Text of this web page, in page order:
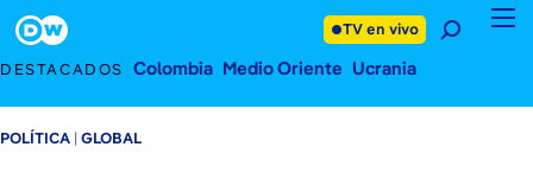
DESTACADOS Colombia Medio Oriente Ucrania
TV en vivo
POLÍTICA GLOBAL
Footer